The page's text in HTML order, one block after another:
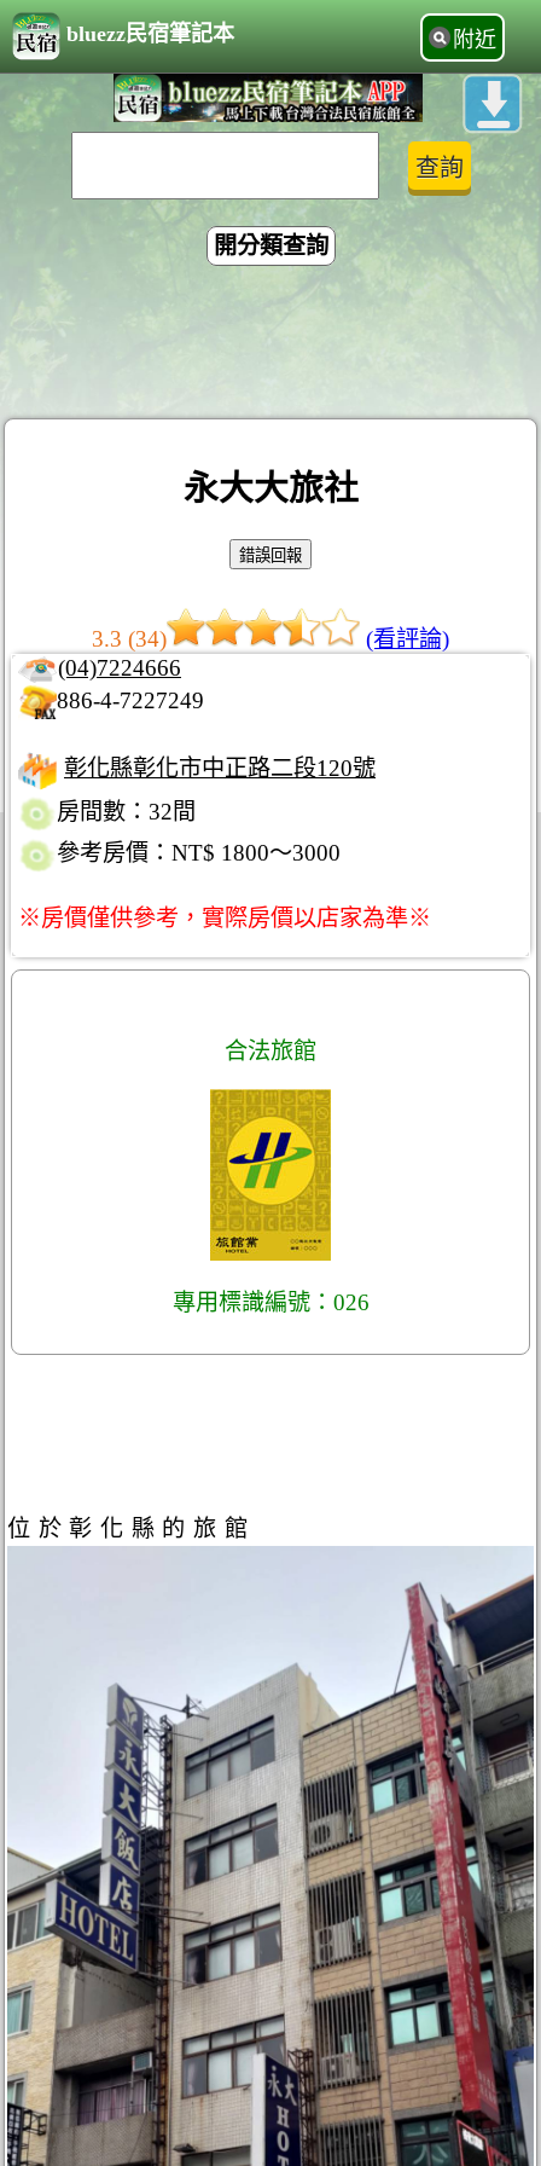
bluezz民宿筆記本 附近
開分類查詢
永大大旅社
3.3 (34)
(看評論)
(04)7224666
886-4-7227249
彰化縣彰化市中正路二段120號
房間數：32間
參考房價：NT$ 1800～3000
※房價僅供參考，實際房價以店家為準※
合法旅館
專用標識編號：026
位於彰化縣的旅館